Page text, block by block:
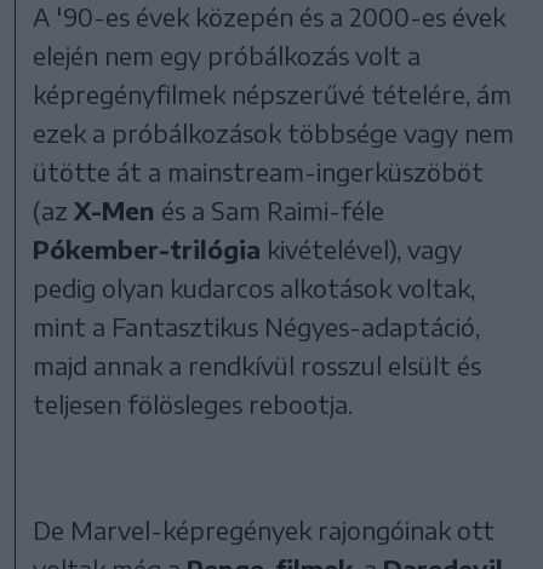
A '90-es évek közepén és a 2000-es évek
elején nem egy próbálkozás volt a
képregényfilmek népszerűvé tételére, ám
ezek a próbálkozások többsége vagy nem
ütötte át a mainstream-ingerküszöböt
(azX-Men és a Sam Raimi-féle
Pókember-trilógia kivételével), vagy
pedig olyan kudarcos alkotások voltak,
mint a Fantasztikus Négyes-adaptáció,
majd annak a rendkívül rosszul elsült és
teljesen fölösleges rebootja.
De Marvel-képregények rajongóinak ott